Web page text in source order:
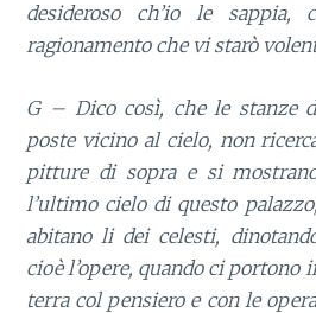
desideroso ch’io le sappia,
ragionamento che vi starò
G – Dico così, che le stanze
poste vicino al cielo, non
pitture di sopra e si
l’ultimo cielo di questo
abitano li dei celesti,
cioè l’opere, quando ci portono
terra col pensiero e con le